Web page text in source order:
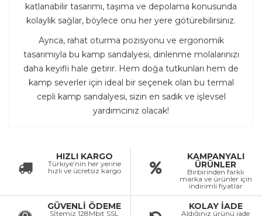
katlanabilir tasarımı, taşıma ve depolama konusunda
kolaylık sağlar, böylece onu her yere götürebilirsiniz.
Ayrıca, rahat oturma pozisyonu ve ergonomik
tasarımıyla bu kamp sandalyesi, dinlenme molalarınızı
daha keyifli hale getirir. Hem doğa tutkunları hem de
kamp severler için ideal bir seçenek olan bu termal
cepli kamp sandalyesi, sizin en sadık ve işlevsel
yardımcınız olacak!
HIZLI KARGO
Türkiye’nin her yerine
hızlı ve ücretsiz kargo
KAMPANYALI
ÜRÜNLER
Birbirinden farklı
marka ve ürünler için
indirimli fiyatlar
GÜVENLİ ÖDEME
Sİtemiz 128Mbit SSL
KOLAY İADE
Aldığınız ürünü iade